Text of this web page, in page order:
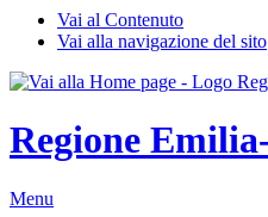
Vai al Contenuto
Vai alla navigazione del sito
Regione
Menu